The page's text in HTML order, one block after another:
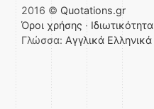
2016 © Quotations.gr
Όροι χρήσης · Ιδιωτικότητα
Γλώσσα: Αγγλικά Ελληνικά